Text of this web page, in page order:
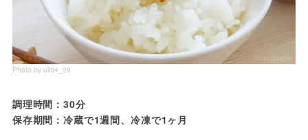
Photo by uli04_29
調理時間：30分
保存期間：冷蔵で1週間、冷凍で1ヶ月